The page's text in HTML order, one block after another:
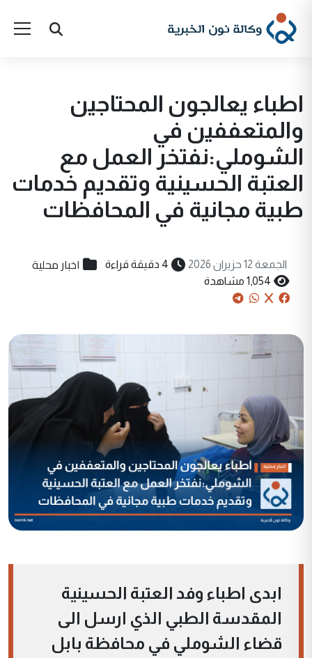
اطباء يعالجون المحتاجين
والمتعففين في
الشوملي:نفتخر العمل مع
العتبة الحسينية وتقديم خدمات
طبية مجانية في المحافظات
الجمعة 12 حزيران 2026 4 دقيقة قراءة اخبار محلية
1,054 مشاهدة
ابدى اطباء وفد العتبة الحسينية
المقدسة الطبي الذي ارسل الى
قضاء الشوملي في محافظة بابل